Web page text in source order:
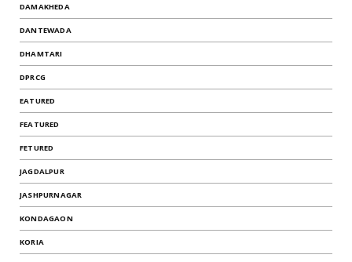
DAMAKHEDA
DANTEWADA
DHAMTARI
DPRCG
EATURED
FEATURED
FETURED
JAGDALPUR
JASHPURNAGAR
KONDAGAON
KORIA